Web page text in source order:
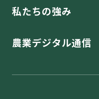
私たちの強み
農業デジタル通信